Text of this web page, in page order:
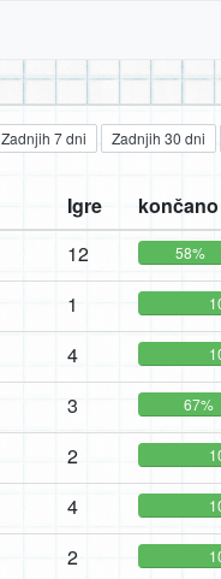
Zadnjih 7 dni Zadnjih 30 dni
Igre
12 58%
1
4
3 67%
2
4
2